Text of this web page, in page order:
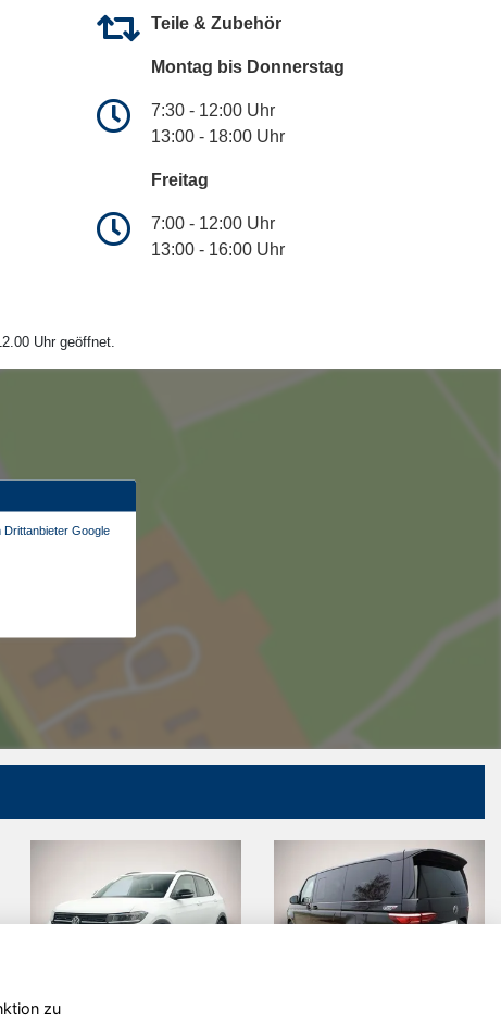
Teile & Zubehör
Montag bis Donnerstag
7:30 - 12:00 Uhr
13:00 - 18:00 Uhr
Freitag
7:00 - 12:00 Uhr
13:00 - 16:00 Uhr
Uhr geöffnet.
Google
zu